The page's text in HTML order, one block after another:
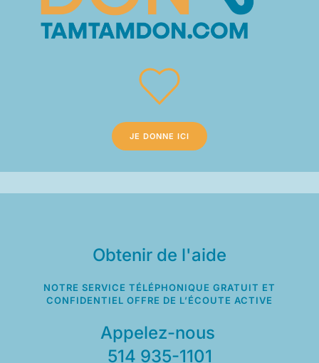
JE DONNE ICI
Obtenir de l'aide
NOTRE SERVICE TÉLÉPHONIQUE GRATUIT ET
CONFIDENTIEL OFFRE DE L’ÉCOUTE ACTIVE
Appelez-nous
514 935-1101